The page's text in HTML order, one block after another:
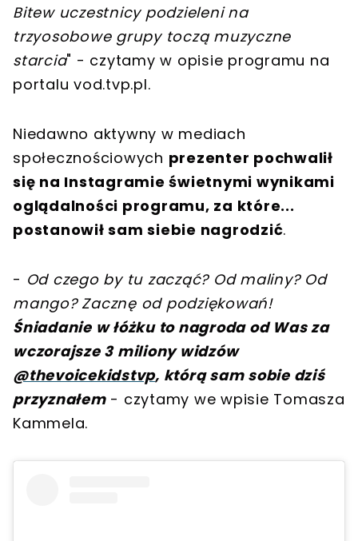
Bitew uczestnicy podzieleni na
trzyosobowe grupy toczą muzyczne
starcia" - czytamy w opisie programu na
portalu vod.tvp.pl.
Niedawno aktywny w mediach
społecznościowych prezenter pochwalił
się na Instagramie świetnymi wynikami
oglądalności programu, za które...
postanowił sam siebie nagrodzić.
- Od czego by tu zacząć? Od maliny? Od
mango? Zacznę od podziękowań!
Śniadanie w łóżku to nagroda od Was za
wczorajsze 3 miliony widzów
@thevoicekidstvp, którą sam sobie dziś
przyznałem- czytamy we wpisie Tomasza
Kammela.